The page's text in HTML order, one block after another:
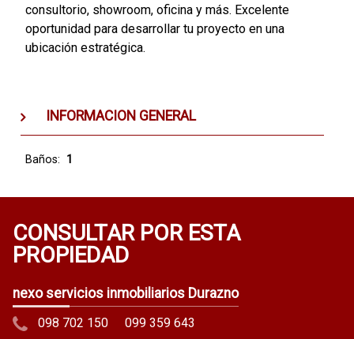
consultorio, showroom, oficina y más. Excelente
oportunidad para desarrollar tu proyecto en una
ubicación estratégica.
INFORMACION GENERAL
Baños: 1
CONSULTAR POR ESTA
PROPIEDAD
nexo servicios inmobiliarios Durazno
098 702 150
099 359 643